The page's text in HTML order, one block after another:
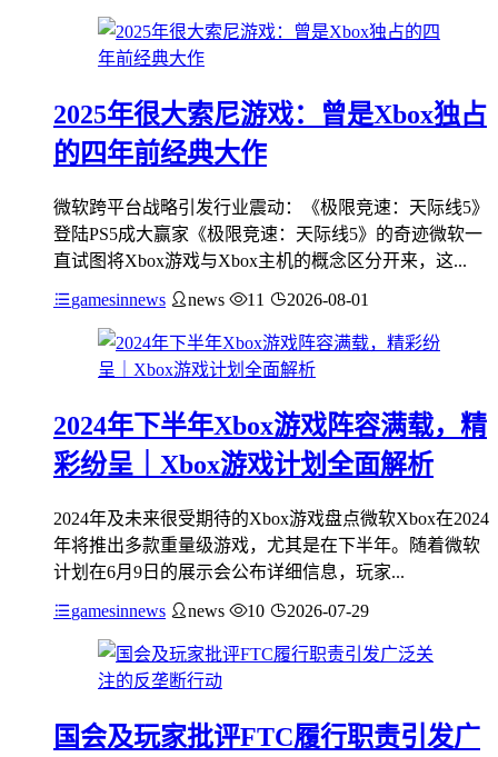
2025年很大索尼游戏：曾是Xbox独占
的四年前经典大作
微软跨平台战略引发行业震动：《极限竞速：天际线5》
登陆PS5成大赢家《极限竞速：天际线5》的奇迹微软一
直试图将Xbox游戏与Xbox主机的概念区分开来，这...
gamesinnews news 11 2026-08-01
2024年下半年Xbox游戏阵容满载，精
彩纷呈｜Xbox游戏计划全面解析
2024年及未来很受期待的Xbox游戏盘点微软Xbox在2024
年将推出多款重量级游戏，尤其是在下半年。随着微软
计划在6月9日的展示会公布详细信息，玩家...
gamesinnews news 10 2026-07-29
国会及玩家批评FTC履行职责引发广